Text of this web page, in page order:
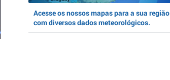
Acesse os nossos mapas para a sua região
com diversos dados meteorológicos.